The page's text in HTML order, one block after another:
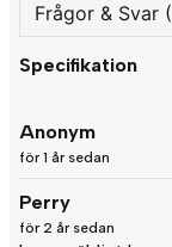
Frågor & Svar
question
name
Specifikation
Anonym
för 1 år sedan
Perry
för 2 år sedan